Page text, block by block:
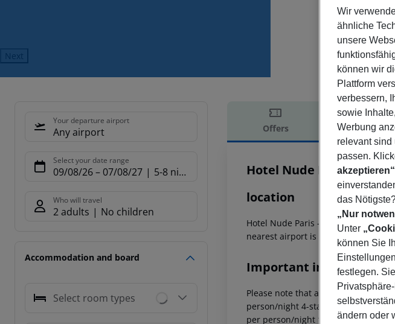
Next
Your departure airport
Any airport
Select your date range
09/08/26– 07/08/27 5-8 nights
Who will travel
2 adults No children
Accommodation and board
Select room types
Offers Offer
Offer
Hotel Nude Paris
location
Hotel Nude Paris - Color Vision is
nearest airport is 15 km from the
Important info
Please note that a tourist tax is
person/night 4-star hotel: approx.
per person/night 1-star hotel:
Wir
ähnliche
unsere
können wir
Plattform
verbessern,
sowie
Werbung
relevant sind
passen.
akzeptieren“
das
„Nur
Unter
können Sie
festlegen.
ändern oder